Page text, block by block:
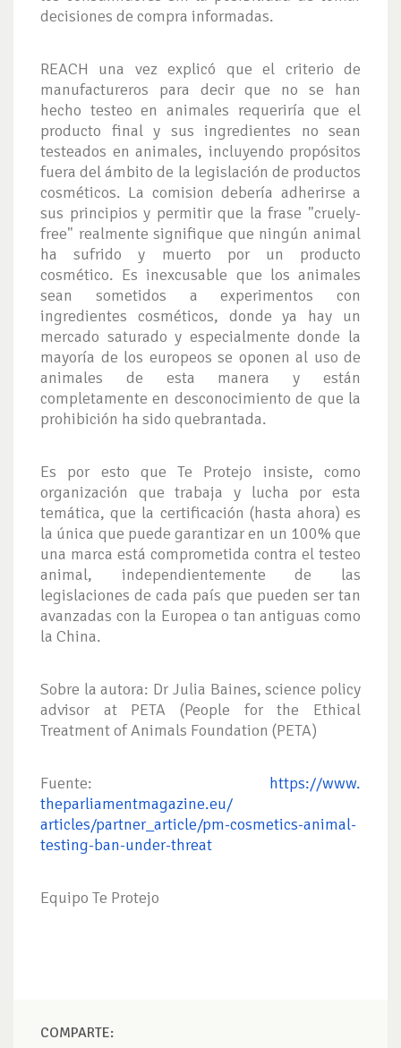
decisiones de compra informadas.
REACH una vez explicó que el criterio de
manufactureros para decir que no se han
hecho testeo en animales requeriría que el
producto final y sus ingredientes no sean
testeados en animales, incluyendo propósitos
fuera del ámbito de la legislación de productos
cosméticos. La comision debería adherirse a
sus principios y permitir que la frase "cruely-
free" realmente signifique que ningún animal
ha sufrido y muerto por un producto
cosmético. Es inexcusable que los animales
sean sometidos a experimentos con
ingredientes cosméticos, donde ya hay un
mercado saturado y especialmente donde la
mayoría de los europeos se oponen al uso de
animales de esta manera y están
completamente en desconocimiento de que la
prohibición ha sido quebrantada.
Es por esto que Te Protejo insiste, como
organización que trabaja y lucha por esta
temática, que la certificación (hasta ahora) es
la única que puede garantizar en un 100% que
una marca está comprometida contra el testeo
animal, independientemente de las
legislaciones de cada país que pueden ser tan
avanzadas con la Europea o tan antiguas como
la China.
Sobre la autora: Dr Julia Baines, science policy
advisor at PETA (People for the Ethical
Treatment of Animals Foundation (PETA)
Fuente: https://www.
theparliamentmagazine.eu/
articles/partner_article/pm-cosmetics-animal-
testing-ban-under-threat
Equipo Te Protejo
COMPARTE: